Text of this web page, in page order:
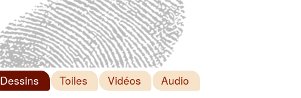
Dessins Toiles Vidéos Audio